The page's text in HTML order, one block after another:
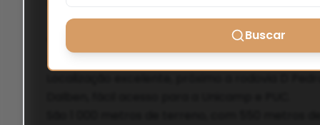
Buscar
Venda, casa comercial e residencial, Santa
Localização excelente, próximo a rodovia D